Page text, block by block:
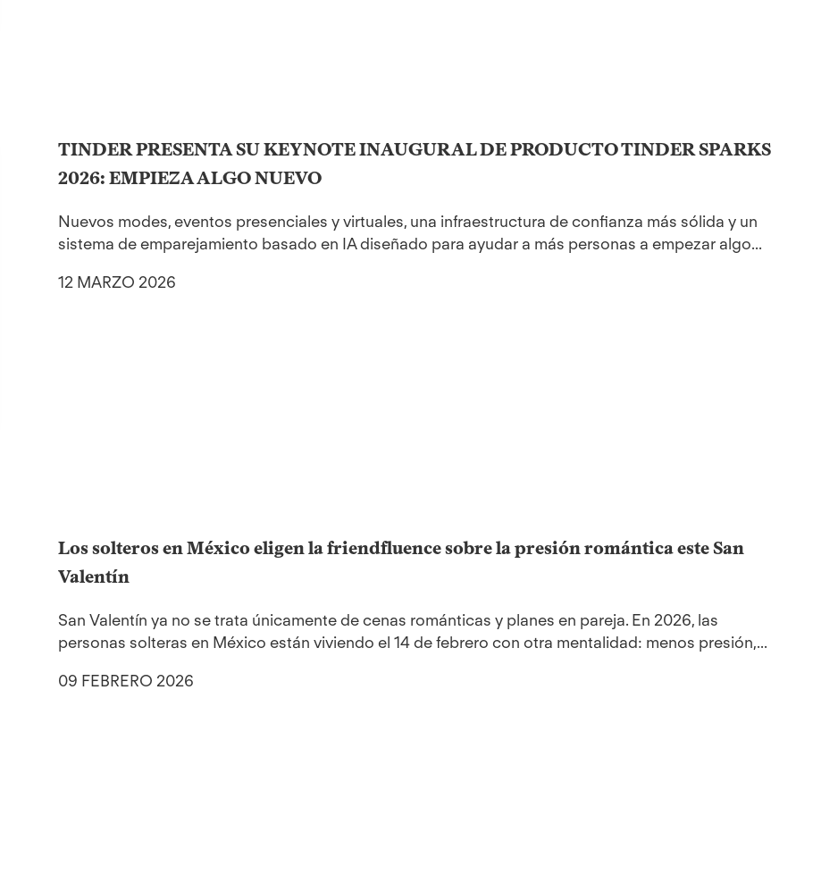
TINDER PRESENTA SU KEYNOTE INAUGURAL DE PRODUCTO TINDER SPARKS
2026: EMPIEZA ALGO NUEVO
Nuevos modes, eventos presenciales y virtuales, una infraestructura de confianza más sólida y un
sistema de emparejamiento basado en IA diseñado para ayudar a más personas a empezar algo...
12 MARZO 2026
Los solteros en México eligen la friendfluence sobre la presión romántica este San
Valentín
San Valentín ya no se trata únicamente de cenas románticas y planes en pareja. En 2026, las
personas solteras en México están viviendo el 14 de febrero con otra mentalidad: menos presión,...
09 FEBRERO 2026